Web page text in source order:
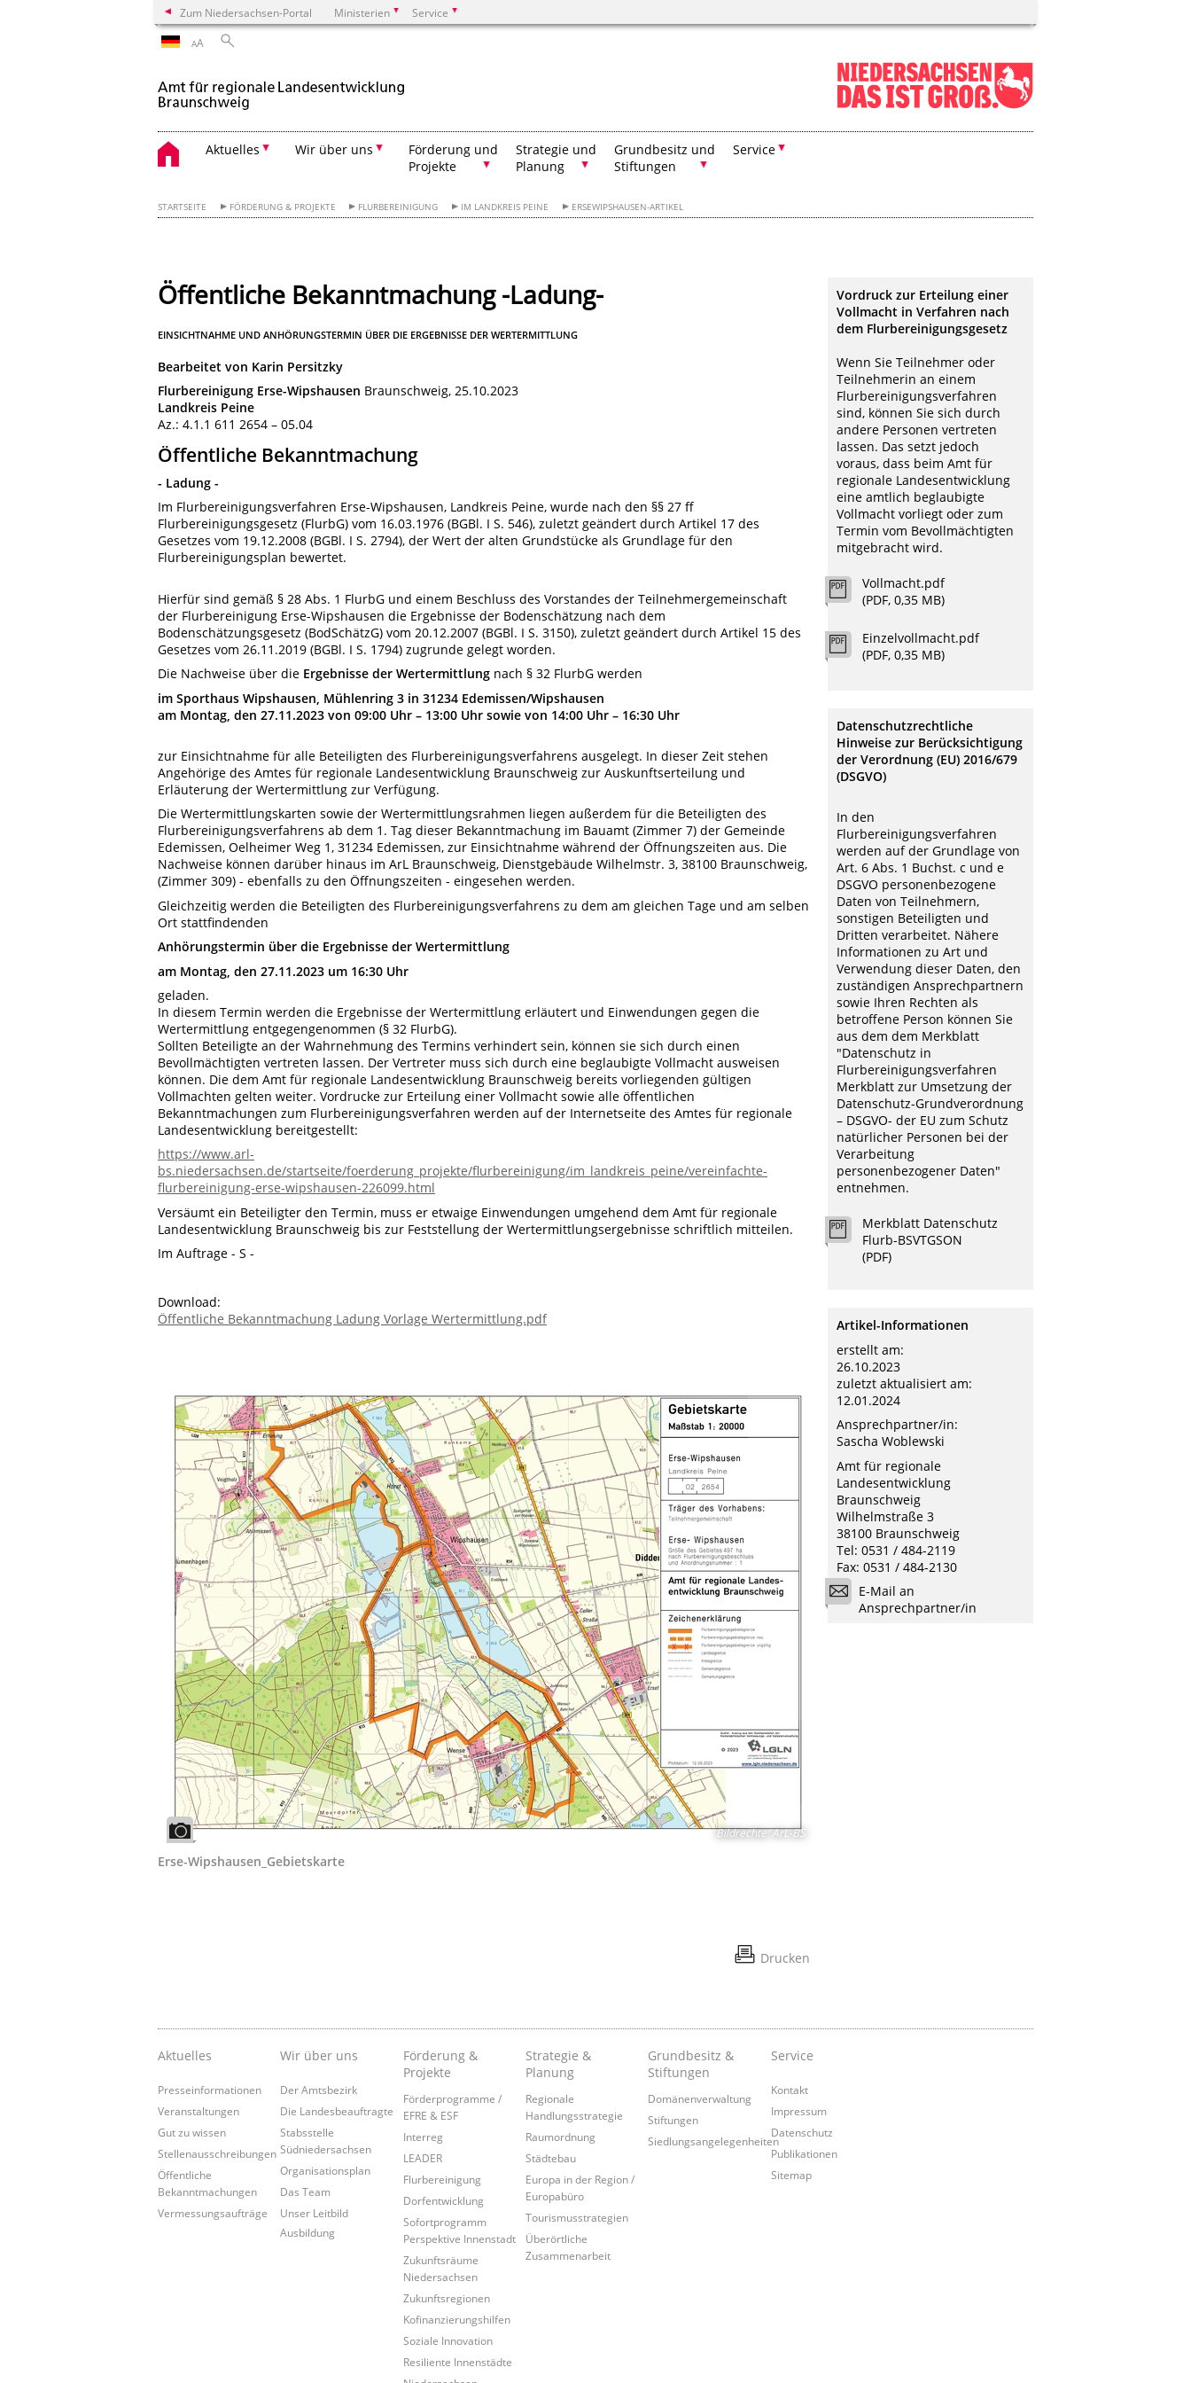
Zum Niedersachsen-Portal Ministerien Service
AA
Aktuelles Wir über uns
Förderung und
Projekte
Strategie und
Planung
Grundbesitz und
Stiftungen
Service
STARTSEITE FÖRDERUNG & PROJEKTE FLURBEREINIGUNG IM LANDKREIS PEINE ERSEWIPSHAUSEN-ARTIKEL
Öffentliche Bekanntmachung -Ladung-
EINSICHTNAHME UND ANHÖRUNGSTERMIN ÜBER DIE ERGEBNISSE DER WERTERMITTLUNG
Bearbeitet von Karin Persitzky
Flurbereinigung Erse-Wipshausen Braunschweig, 25.10.2023
Landkreis Peine
Az.: 4.1.1 611 2654 – 05.04
Öffentliche Bekanntmachung
- Ladung -
Im Flurbereinigungsverfahren Erse-Wipshausen, Landkreis Peine, wurde nach den §§ 27 ff
Flurbereinigungsgesetz (FlurbG) vom 16.03.1976 (BGBl. I S. 546), zuletzt geändert durch Artikel 17 des
Gesetzes vom 19.12.2008 (BGBl. I S. 2794), der Wert der alten Grundstücke als Grundlage für den
Flurbereinigungsplan bewertet.
Hierfür sind gemäß § 28 Abs. 1 FlurbG und einem Beschluss des Vorstandes der Teilnehmergemeinschaft
der Flurbereinigung Erse-Wipshausen die Ergebnisse der Bodenschätzung nach dem
Bodenschätzungsgesetz (BodSchätzG) vom 20.12.2007 (BGBl. I S. 3150), zuletzt geändert durch Artikel 15 des
Gesetzes vom 26.11.2019 (BGBl. I S. 1794) zugrunde gelegt worden.
Die Nachweise über die Ergebnisse der Wertermittlung nach § 32 FlurbG werden
im Sporthaus Wipshausen, Mühlenring 3 in 31234 Edemissen/Wipshausen
am Montag, den 27.11.2023 von 09:00 Uhr – 13:00 Uhr sowie von 14:00 Uhr – 16:30 Uhr
zur Einsichtnahme für alle Beteiligten des Flurbereinigungsverfahrens ausgelegt. In dieser Zeit stehen
Angehörige des Amtes für regionale Landesentwicklung Braunschweig zur Auskunftserteilung und
Erläuterung der Wertermittlung zur Verfügung.
Die Wertermittlungskarten sowie der Wertermittlungsrahmen liegen außerdem für die Beteiligten des
Flurbereinigungsverfahrens ab dem 1. Tag dieser Bekanntmachung im Bauamt (Zimmer 7) der Gemeinde
Edemissen, Oelheimer Weg 1, 31234 Edemissen, zur Einsichtnahme während der Öffnungszeiten aus. Die
Nachweise können darüber hinaus im ArL Braunschweig, Dienstgebäude Wilhelmstr. 3, 38100 Braunschweig,
(Zimmer 309) - ebenfalls zu den Öffnungszeiten - eingesehen werden.
Gleichzeitig werden die Beteiligten des Flurbereinigungsverfahrens zu dem am gleichen Tage und am selben
Ort stattfindenden
Anhörungstermin über die Ergebnisse der Wertermittlung
am Montag, den 27.11.2023 um 16:30 Uhr
geladen.
In diesem Termin werden die Ergebnisse der Wertermittlung erläutert und Einwendungen gegen die
Wertermittlung entgegengenommen (§ 32 FlurbG).
Sollten Beteiligte an der Wahrnehmung des Termins verhindert sein, können sie sich durch einen
Bevollmächtigten vertreten lassen. Der Vertreter muss sich durch eine beglaubigte Vollmacht ausweisen
können. Die dem Amt für regionale Landesentwicklung Braunschweig bereits vorliegenden gültigen
Vollmachten gelten weiter. Vordrucke zur Erteilung einer Vollmacht sowie alle öffentlichen
Bekanntmachungen zum Flurbereinigungsverfahren werden auf der Internetseite des Amtes für regionale
Landesentwicklung bereitgestellt:
https://www.arl-
bs.niedersachsen.de/startseite/foerderung_projekte/flurbereinigung/im_landkreis_peine/vereinfachte-
flurbereinigung-erse-wipshausen-226099.html
Versäumt ein Beteiligter den Termin, muss er etwaige Einwendungen umgehend dem Amt für regionale
Landesentwicklung Braunschweig bis zur Feststellung der Wertermittlungsergebnisse schriftlich mitteilen.
Im Auftrage - S -
Download:
Öffentliche Bekanntmachung Ladung Vorlage Wertermittlung.pdf
Bildrechte:ArL-BS
Erse-Wipshausen_Gebietskarte
Drucken
Vordruck zur Erteilung einer
Vollmacht in Verfahren nach
dem Flurbereinigungsgesetz
Wenn Sie Teilnehmer oder
Teilnehmerin an einem
Flurbereinigungsverfahren
sind, können Sie sich durch
andere Personen vertreten
lassen. Das setzt jedoch
voraus, dass beim Amt für
regionale Landesentwicklung
eine amtlich beglaubigte
Vollmacht vorliegt oder zum
Termin vom Bevollmächtigten
mitgebracht wird.
Vollmacht.pdf
(PDF, 0,35 MB)
Einzelvollmacht.pdf
(PDF, 0,35 MB)
Datenschutzrechtliche
Hinweise zur Berücksichtigung
der Verordnung (EU) 2016/679
(DSGVO)
In den
Flurbereinigungsverfahren
werden auf der Grundlage von
Art. 6 Abs. 1 Buchst. c und e
DSGVO personenbezogene
Daten von Teilnehmern,
sonstigen Beteiligten und
Dritten verarbeitet. Nähere
Informationen zu Art und
Verwendung dieser Daten, den
zuständigen Ansprechpartnern
sowie Ihren Rechten als
betroffene Person können Sie
aus dem dem Merkblatt
"Datenschutz in
Flurbereinigungsverfahren
Merkblatt zur Umsetzung der
Datenschutz-Grundverordnung
– DSGVO- der EU zum Schutz
natürlicher Personen bei der
Verarbeitung
personenbezogener Daten"
entnehmen.
Merkblatt Datenschutz
Flurb-BSVTGSON
(PDF)
Artikel-Informationen
erstellt am:
26.10.2023
zuletzt aktualisiert am:
12.01.2024
Ansprechpartner/in:
Sascha Woblewski
Amt für regionale
Landesentwicklung
Braunschweig
Wilhelmstraße 3
38100 Braunschweig
Tel: 0531 / 484-2119
Fax: 0531 / 484-2130
E-Mail an
Ansprechpartner/in
Aktuelles
Presseinformationen
Veranstaltungen
Gut zu wissen
Stellenausschreibungen
Öffentliche
Bekanntmachungen
Vermessungsaufträge
Wir über uns
Der Amtsbezirk
Die Landesbeauftragte
Stabsstelle
Südniedersachsen
Organisationsplan
Das Team
Unser Leitbild
Ausbildung
Förderung &
Projekte
Förderprogramme /
EFRE & ESF
Interreg
LEADER
Flurbereinigung
Dorfentwicklung
Sofortprogramm
Perspektive Innenstadt
Zukunftsräume
Niedersachsen
Zukunftsregionen
Kofinanzierungshilfen
Soziale Innovation
Resiliente Innenstädte
Strategie &
Planung
Regionale
Handlungsstrategie
Raumordnung
Städtebau
Europa in der Region /
Europabüro
Tourismusstrategien
Überörtliche
Zusammenarbeit
Grundbesitz &
Stiftungen
Domänenverwaltung
Stiftungen
Siedlungsangelegenheiten
Service
Kontakt
Impressum
Datenschutz
Publikationen
Sitemap